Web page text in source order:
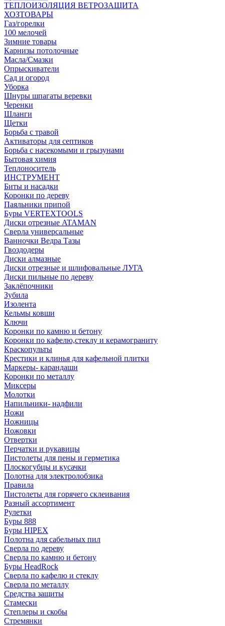
ТЕПЛОИЗОЛЯЦИЯ ВЕТРОЗАЩИТА
ХОЗТОВАРЫ
Газ/горелки
100 мелочей
Зимние товары
Карнизы потолочные
Масла/Смазки
Опрыскиватели
Сад и огород
Уборка
Шнуры шпагаты веревки
Черенки
Шланги
Щетки
Борьба с травой
Активаторы для септиков
Борьба с насекомыми и грызунами
Бытовая химия
Теплоноситель
ИНСТРУМЕНТ
Биты и насадки
Коронки по дереву
Паяльники припой
Буры VERTEXTOOLS
Диски отрезные ATAMAN
Сверла универсальные
Ванночки Ведра Тазы
Гвоздодеры
Диски алмазные
Диски отрезные и шлифовальные ЛУГА
Диски пильные по дереву
Заклёпочники
Зубила
Изолента
Кельмы ковши
Ключи
Коронки по камню и бетону
Коронки по кафелю,стеклу и керамограниту
Краскопульты
Крестики и клинья для кафельной плитки
Маркеры- карандаши
Коронки по металлу
Миксеры
Молотки
Напильники- надфили
Ножи
Ножницы
Ножовки
Отвертки
Перчатки и рукавицы
Пистолеты для пены и герметика
Плоскогубцы и кусачки
Полотна для электролобзика
Правила
Пистолеты для горячего склеивания
Разный ассортимент
Рулетки
Буры 888
Буры HIPEX
Полотна для сабельных пил
Сверла по дереву
Сверла по камню и бетону
Буры HeadRock
Сверла по кафелю и стеклу
Сверла по металлу
Средства защиты
Стамески
Степлеры и скобы
Стремянки